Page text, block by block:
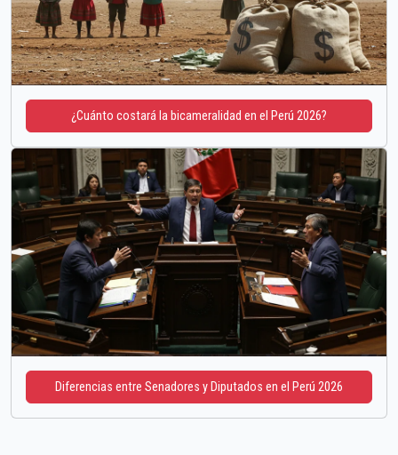
¿Cuánto costará la bicameralidad en el Perú 2026?
Diferencias entre Senadores y Diputados en el Perú 2026